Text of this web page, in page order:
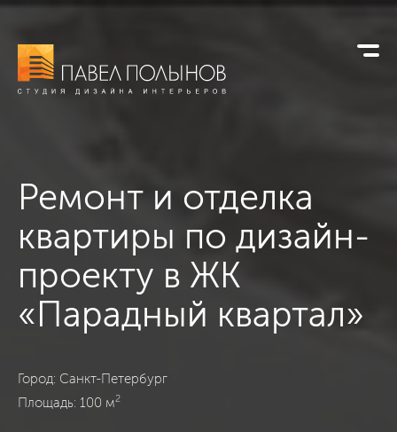
Ремонт и отделка
квартиры по дизайн-
проекту в ЖК
«Парадный квартал»
ЖК «Парадный квартал», Санкт-Петербург, Классика, 100
Город: Санкт-Петербург
Площадь: 100 м2